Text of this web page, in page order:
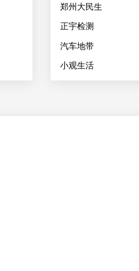
郑州大民生
正宇检测
汽车地带
小观生活